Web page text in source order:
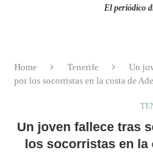
El periódico
Home Tenerife
Un
por los socorristas en la costa de
Un joven fallece tras
los socorristas en la